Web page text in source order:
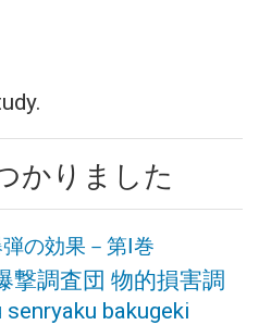
かりました
の効果－第Ⅰ巻
撃調査団 物的損害調
senryaku bakugeki